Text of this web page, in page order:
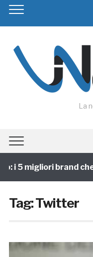
La
i 5 migliori brand che
Tag:Twitter